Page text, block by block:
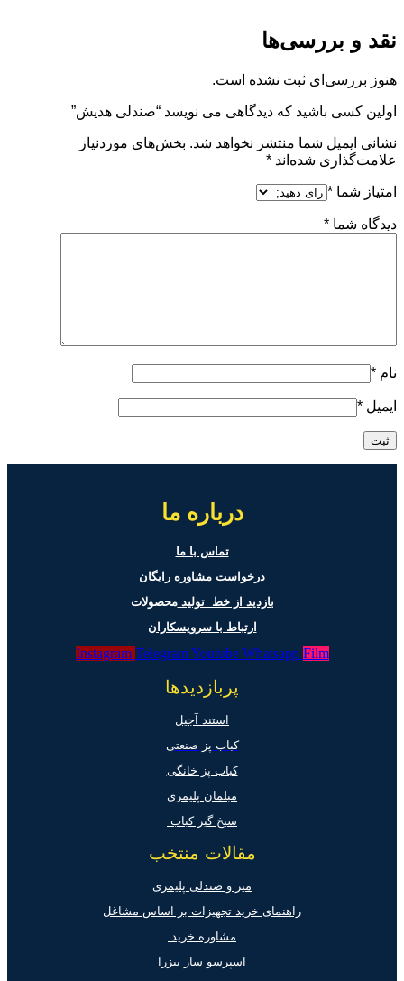
نقد و بررسی‌ها
هنوز بررسی‌ای ثبت نشده است.
اولین کسی باشید که دیدگاهی می نویسد “صندلی هدیش”
نشانی ایمیل شما منتشر نخواهد شد. بخش‌های موردنیاز
علامت‌گذاری شده‌اند *
امتیاز شما *
دیدگاه شما *
نام *
ایمیل *
درباره ما
تماس با ما
درخواست مشاوره رایگان
بازدید از خط تولیدمحصولات
ارتباط با سرویسکاران
Instagram Telegram Youtube Whatsapp Film
پربازدیدها
استند آجیل
کباب پز صنعتی
کباب پز خانگی
مبلمان پلیمری
سیخ گیر کباب
مقالات منتخب
میز و صندلی پلیمری
راهنمای خرید تجهیزات بر اساس مشاغل
مشاوره خرید
اسپرسو ساز بیزرا